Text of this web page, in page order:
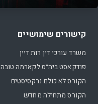
קישורים שימושיים
משרד עורכי דין רות דיין
פודקאסט ביה״ס לקארמה טובה
הקורס לא כולם נרקסיסטים
הקורס מתחילה מחדש